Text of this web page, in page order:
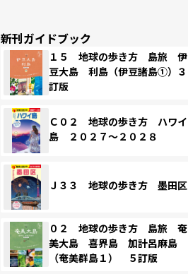
新刊ガイドブック
１５ 地球の歩き方 島旅 伊
豆大島 利島（伊豆諸島①）３
訂版
Ｃ０２ 地球の歩き方 ハワイ
島 ２０２７～２０２８
Ｊ３３ 地球の歩き方 墨田区
０２ 地球の歩き方 島旅 奄
美大島 喜界島 加計呂麻島
（奄美群島１） ５訂版